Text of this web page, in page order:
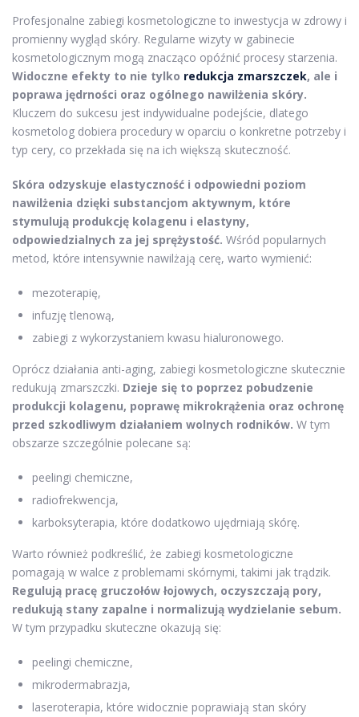
Profesjonalne zabiegi kosmetologiczne to inwestycja w zdrowy i
promienny wygląd skóry. Regularne wizyty w gabinecie
kosmetologicznym mogą znacząco opóźnić procesy starzenia.
Widoczne efekty to nie tylko redukcja zmarszczek, ale i
poprawa jędrności oraz ogólnego nawilżenia skóry.
Kluczem do sukcesu jest indywidualne podejście, dlatego
kosmetolog dobiera procedury w oparciu o konkretne potrzeby i
typ cery, co przekłada się na ich większą skuteczność.
Skóra odzyskuje elastyczność i odpowiedni poziom
nawilżenia dzięki substancjom aktywnym, które
stymulują produkcję kolagenu i elastyny,
odpowiedzialnych za jej sprężystość. Wśród popularnych
metod, które intensywnie nawilżają cerę, warto wymienić:
mezoterapię,
infuzję tlenową,
zabiegi z wykorzystaniem kwasu hialuronowego.
Oprócz działania anti-aging, zabiegi kosmetologiczne skutecznie
redukują zmarszczki. Dzieje się to poprzez pobudzenie
produkcji kolagenu, poprawę mikrokrążenia oraz ochronę
przed szkodliwym działaniem wolnych rodników. W tym
obszarze szczególnie polecane są:
peelingi chemiczne,
radiofrekwencja,
karboksyterapia, które dodatkowo ujędrniają skórę.
Warto również podkreślić, że zabiegi kosmetologiczne
pomagają w walce z problemami skórnymi, takimi jak trądzik.
Regulują pracę gruczołów łojowych, oczyszczają pory,
redukują stany zapalne i normalizują wydzielanie sebum.
W tym przypadku skuteczne okazują się:
peelingi chemiczne,
mikrodermabrazja,
laseroterapia, które widocznie poprawiają stan skóry